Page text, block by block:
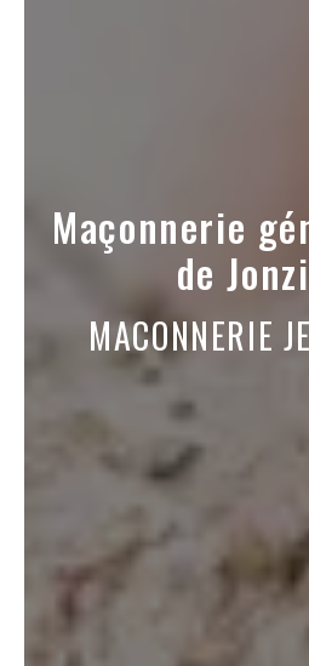
Maçonnerie
de
MACONNERIE